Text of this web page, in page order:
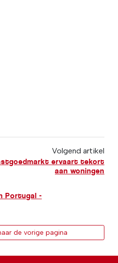
Volgend artikel
ervaart tekort
aan woningen
Portugal -
de vorige pagina